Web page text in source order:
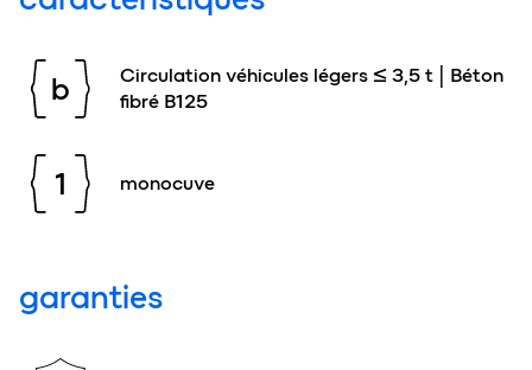
b
Circulation véhicules légers ≤ 3,5 t | Béton
fibré B125
1 monocuve
garanties